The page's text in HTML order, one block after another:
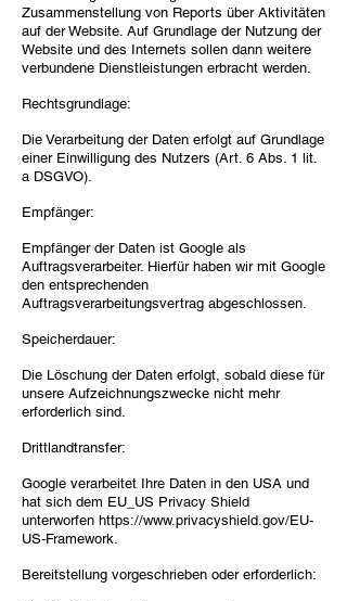
Zusammenstellung von Reports über Aktivitäten
auf der Website. Auf Grundlage der Nutzung der
Website und des Internets sollen dann weitere
verbundene Dienstleistungen erbracht werden.
Rechtsgrundlage:
Die Verarbeitung der Daten erfolgt auf Grundlage
einer Einwilligung des Nutzers (Art. 6 Abs. 1 lit.
a DSGVO).
Empfänger:
Empfänger der Daten ist Google als
Auftragsverarbeiter. Hierfür haben wir mit Google
den entsprechenden
Auftragsverarbeitungsvertrag abgeschlossen.
Speicherdauer:
Die Löschung der Daten erfolgt, sobald diese für
unsere Aufzeichnungszwecke nicht mehr
erforderlich sind.
Drittlandtransfer:
Google verarbeitet Ihre Daten in den USA und
hat sich dem EU_US Privacy Shield
unterworfen https://www.privacyshield.gov/EU-
US-Framework.
Bereitstellung vorgeschrieben oder erforderlich: